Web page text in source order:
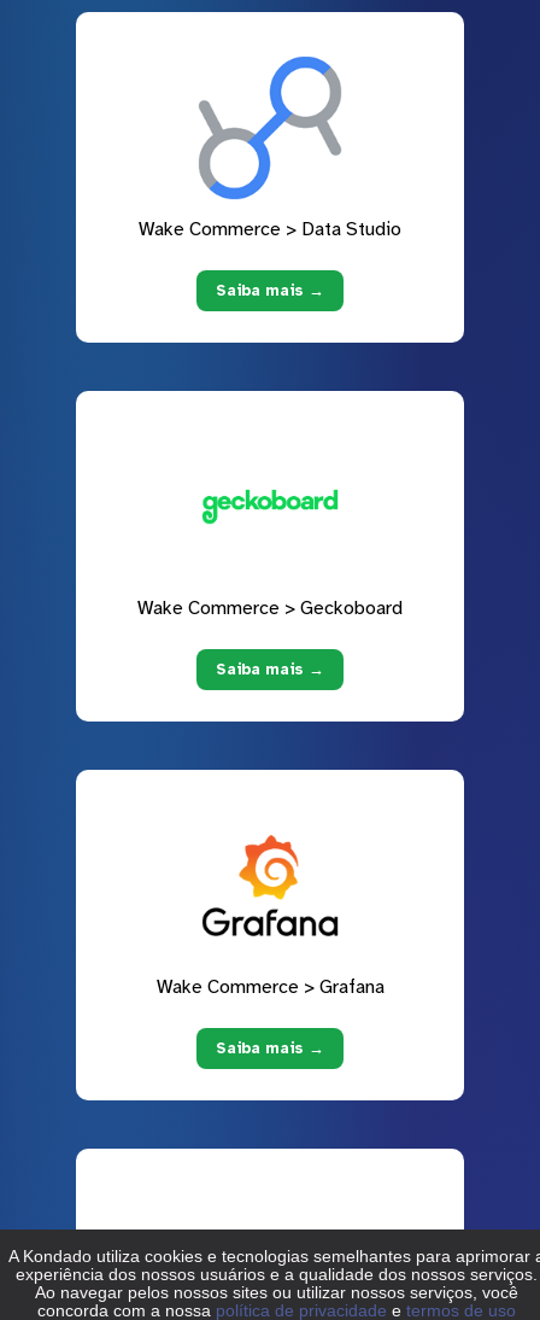
Wake Commerce > Data Studio
Saiba mais →
Wake Commerce > Geckoboard
Saiba mais →
Wake Commerce > Grafana
Saiba mais →